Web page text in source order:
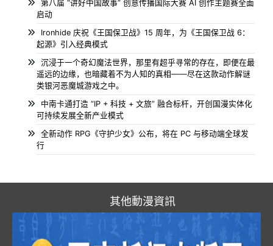
第八届 “讲好中国故事” 创意传播国际大赛 AI 创作主题赛全面
启动
Ironhide 庆祝《王国保卫战》15 周年，为《王国保卫战 6：
起源》引入经典模式
沉浸于一个奇幻魔法世界，那里有超乎寻常的存在，即便在最
遥远的边缘，也暗藏着不为人知的真相——尽在这款动作解谜
类银河恶魔城游戏之中。
中南卡通打造 “IP + 科技 + 文旅” 融合标杆，开创国漫实体化
可持续发展全新产业模式
全新动作 RPG《守护少女》公布，将在 PC 与移动端全球发
行
其他動漫資訊